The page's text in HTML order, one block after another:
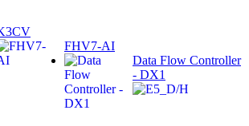
FHV7-AI
Data Flow Controller
- DX1